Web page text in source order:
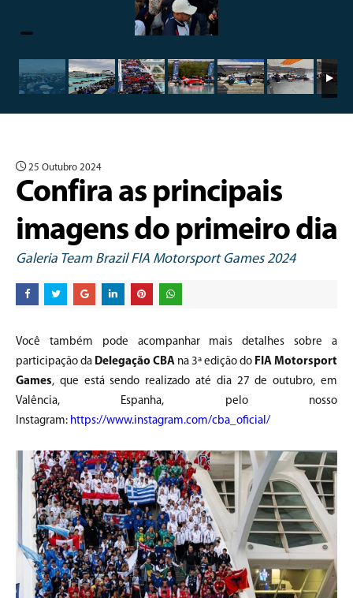
25 Outubro 2024
Confira as principais
imagens do primeiro dia
Galeria Team Brazil FIA Motorsport Games 2024
Você também pode acompanhar mais detalhes sobre a
participação da Delegação CBA na 3ª edição do FIA Motorsport
Games, que está sendo realizado até dia 27 de outubro, em
Valência, Espanha, pelo nosso
Instagram: https://www.instagram.com/cba_oficial/